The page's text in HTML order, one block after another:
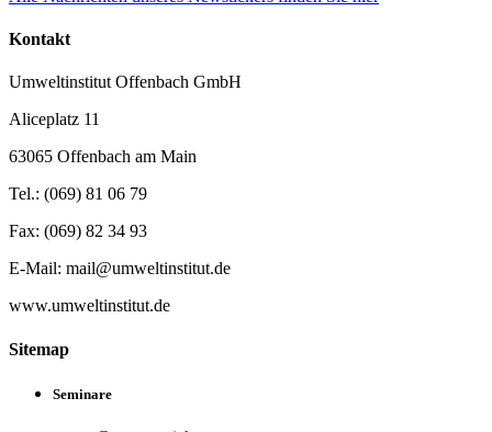
Kontakt
Umweltinstitut Offenbach GmbH
Aliceplatz 11
63065 Offenbach am Main
Tel.: (069) 81 06 79
Fax: (069) 82 34 93
E-Mail: mail@umweltinstitut.de
www.umweltinstitut.de
Sitemap
Seminare